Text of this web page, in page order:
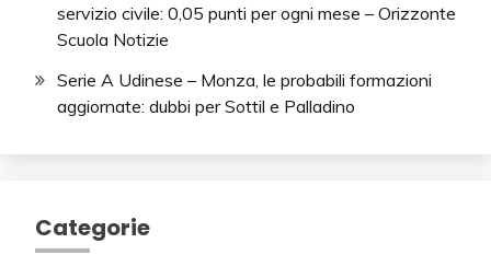
servizio civile: 0,05 punti per ogni mese – Orizzonte
Scuola Notizie
Serie A Udinese – Monza, le probabili formazioni
aggiornate: dubbi per Sottil e Palladino
Categorie